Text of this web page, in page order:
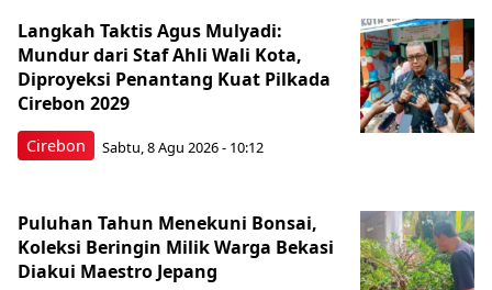
Cirebon
Langkah Taktis Agus Mulyadi:
Mundur dari Staf Ahli Wali Kota,
Diproyeksi Penantang Kuat Pilkada
Cirebon 2029
Sabtu, 8 Agu 2026 - 10:12
Puluhan Tahun Menekuni Bonsai,
Koleksi Beringin Milik Warga Bekasi
Diakui Maestro Jepang